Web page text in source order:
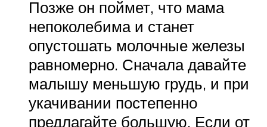
Позже он поймет, что мама
непоколебима и станет
опустошать молочные железы
равномерно. Сначала давайте
малышу меньшую грудь, и при
укачивании постепенно
предлагайте большую. Если от